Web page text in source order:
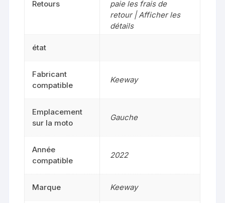
Retours
paie les frais de
retour | Afficher les
détails
état
Fabricant
compatible
Keeway
Emplacement
sur la moto
Gauche
Année
compatible
2022
Marque Keeway